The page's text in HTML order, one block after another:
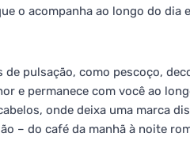
o acompanha ao longo do dia
pulsação, como pescoço,
e permanece com você ao
onde deixa uma marca
– do café da manhã à noite